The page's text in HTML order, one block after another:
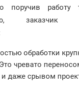
поручив работу
заказчик
обработки
чревато
и даже срывом